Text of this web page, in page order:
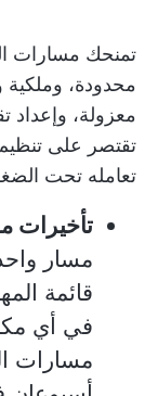
تمنحك مسارات
محدودة، وملكية
معزولة، وإعداد
تقتصر على
تعامله تحت
تأخيرات
مسار
قائمة
في أي
مسارات